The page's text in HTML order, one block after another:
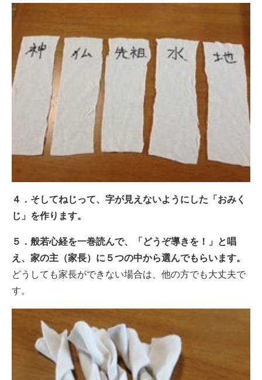
４．そしてねじって、字が見えないようにした「おみく
じ」を作ります。
５．般若心経を一巻読んで、「どうぞ導きを！」と唱
え、家の主（家長）に５つの中から選んでもらいます。
どうしても家長ができない場合は、他の方でも大丈夫で
す。